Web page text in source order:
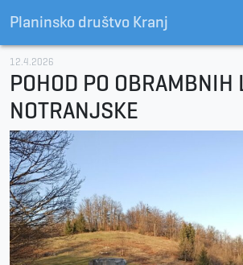
Planinsko društvo Kranj
12.4.2026
POHOD PO
NOTRANJSKE